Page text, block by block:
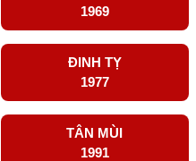
1969
ĐINH TỴ
1977
TÂN MÙI
1991